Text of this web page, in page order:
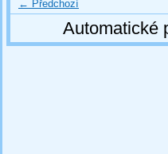
← Předchozí
Automatické